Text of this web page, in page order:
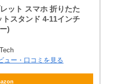
ット スマホ 折りたた
スタンド 4-11インチ
)
ュー・口コミを見る